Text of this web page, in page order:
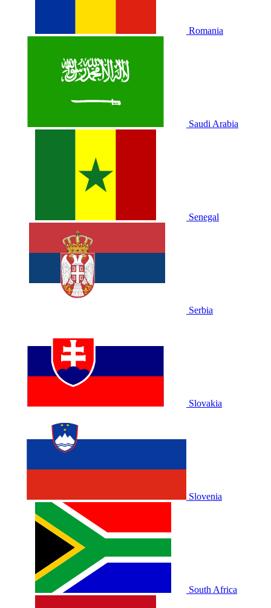
Romania
Saudi Arabia
Senegal
Serbia
Slovakia
Slovenia
South Africa